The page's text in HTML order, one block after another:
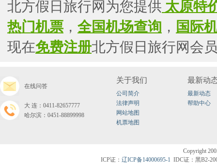
北方假日旅行网为您提供 太原特
热门机票 ， 全国机场查询 ， 国际
现在免费注册北方假日旅行网会
在线问答
大连：0411-82657777
哈尔滨：0451-88899998
关于我们
公司简介
法律声明
网站地图
机票地图
最新动
最新动态
帮助中心
ICP证： 辽ICP备14000695-1 IDC证：黑B2-